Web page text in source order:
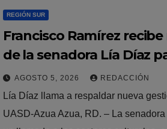
REGIÓN SUR
Francisco Ramírez
de la senadora Lía Díaz
fortalecer la UASD-Azua
AGOSTO 5, 2026 REDACCIÓN
Lía Díaz llama a respaldar nueva
UASD-Azua Azua, RD. – La